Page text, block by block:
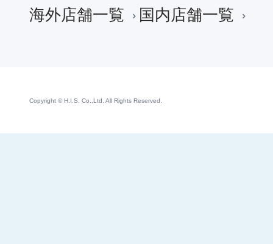
海外店舗一覧 国内店舗一覧
Copyright © H.I.S. Co.,Ltd. All Rights Reserved.